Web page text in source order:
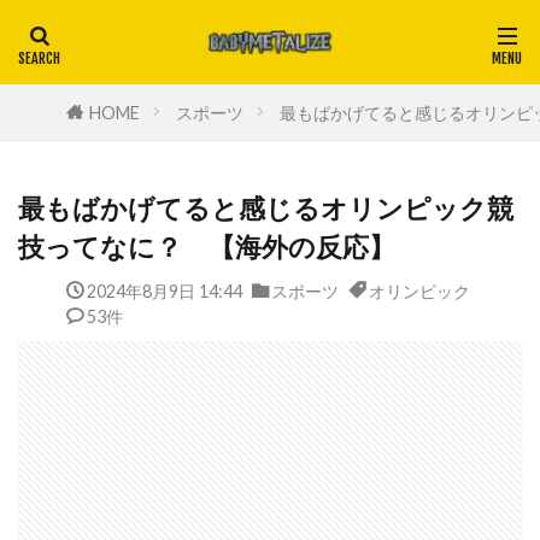
HOME スポーツ 最もばかげてると感じるオリン
最もばかげてると感じるオリンピック競
技ってなに？ 【海外の反応】
2024年8月9日 14:44 スポーツ
オリンピック
53件